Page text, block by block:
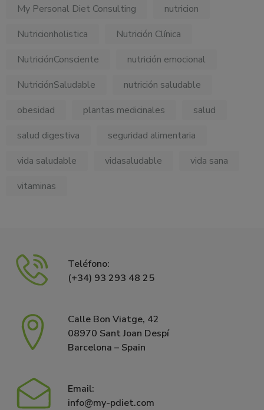
My Personal Diet Consulting
nutricion
Nutricionholistica
Nutrición Clínica
NutriciónConsciente
nutrición emocional
NutriciónSaludable
nutrición saludable
obesidad
plantas medicinales
salud
salud digestiva
seguridad alimentaria
vida saludable
vidasaludable
vida sana
vitaminas
Teléfono:
(+34) 93 293 48 25
Calle Bon Viatge, 42
08970 Sant Joan Despí
Barcelona – Spain
Email:
info@my-pdiet.com